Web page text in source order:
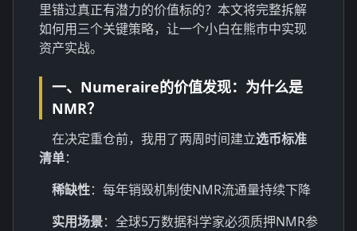
里错过真正有潜力的价值标的？本文将完整拆解
如何用三个关键策略，让一个小白在熊市中实现
资产实战。
一、Numeraire的价值发现：为什么是
NMR？
在决定重仓前，我用了两周时间建立选币标准
清单：
稀缺性：每年销毁机制使NMR流通量持续下降
实用场景：全球5万数据科学家必须质押NMR参